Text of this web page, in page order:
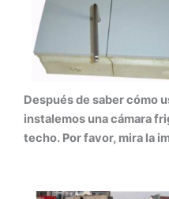
Después de saber cómo
instalemos una cámara
techo. Por favor, mira la